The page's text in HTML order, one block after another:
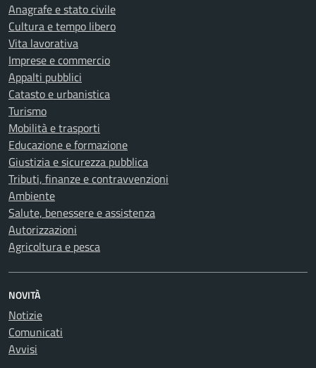
Anagrafe e stato civile
Cultura e tempo libero
Vita lavorativa
Imprese e commercio
Appalti pubblici
Catasto e urbanistica
Turismo
Mobilità e trasporti
Educazione e formazione
Giustizia e sicurezza pubblica
Tributi, finanze e contravvenzioni
Ambiente
Salute, benessere e assistenza
Autorizzazioni
Agricoltura e pesca
NOVITÀ
Notizie
Comunicati
Avvisi